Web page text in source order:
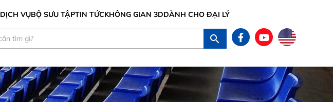
DỊCH VỤBỘ SƯU TẬPTIN TỨCKHÔNG GIAN 3DDÀNH CHO ĐẠI LÝ